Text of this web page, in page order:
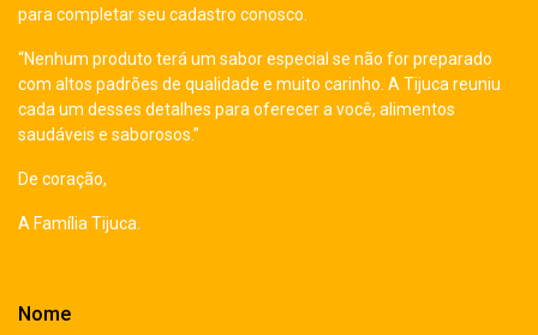
para completar seu cadastro conosco.
“Nenhum produto terá um sabor especial se não for preparado
com altos padrões de qualidade e muito carinho. A Tijuca reuniu
cada um desses detalhes para oferecer a você, alimentos
saudáveis e saborosos.”
De coração,
A Família Tijuca.
Nome